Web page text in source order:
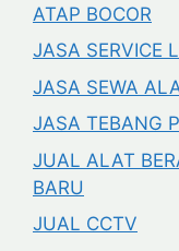
ATAP BOCOR
JASA SERVICE
JASA SEWA
JASA TEBANG
JUAL ALAT
BARU
JUAL CCTV